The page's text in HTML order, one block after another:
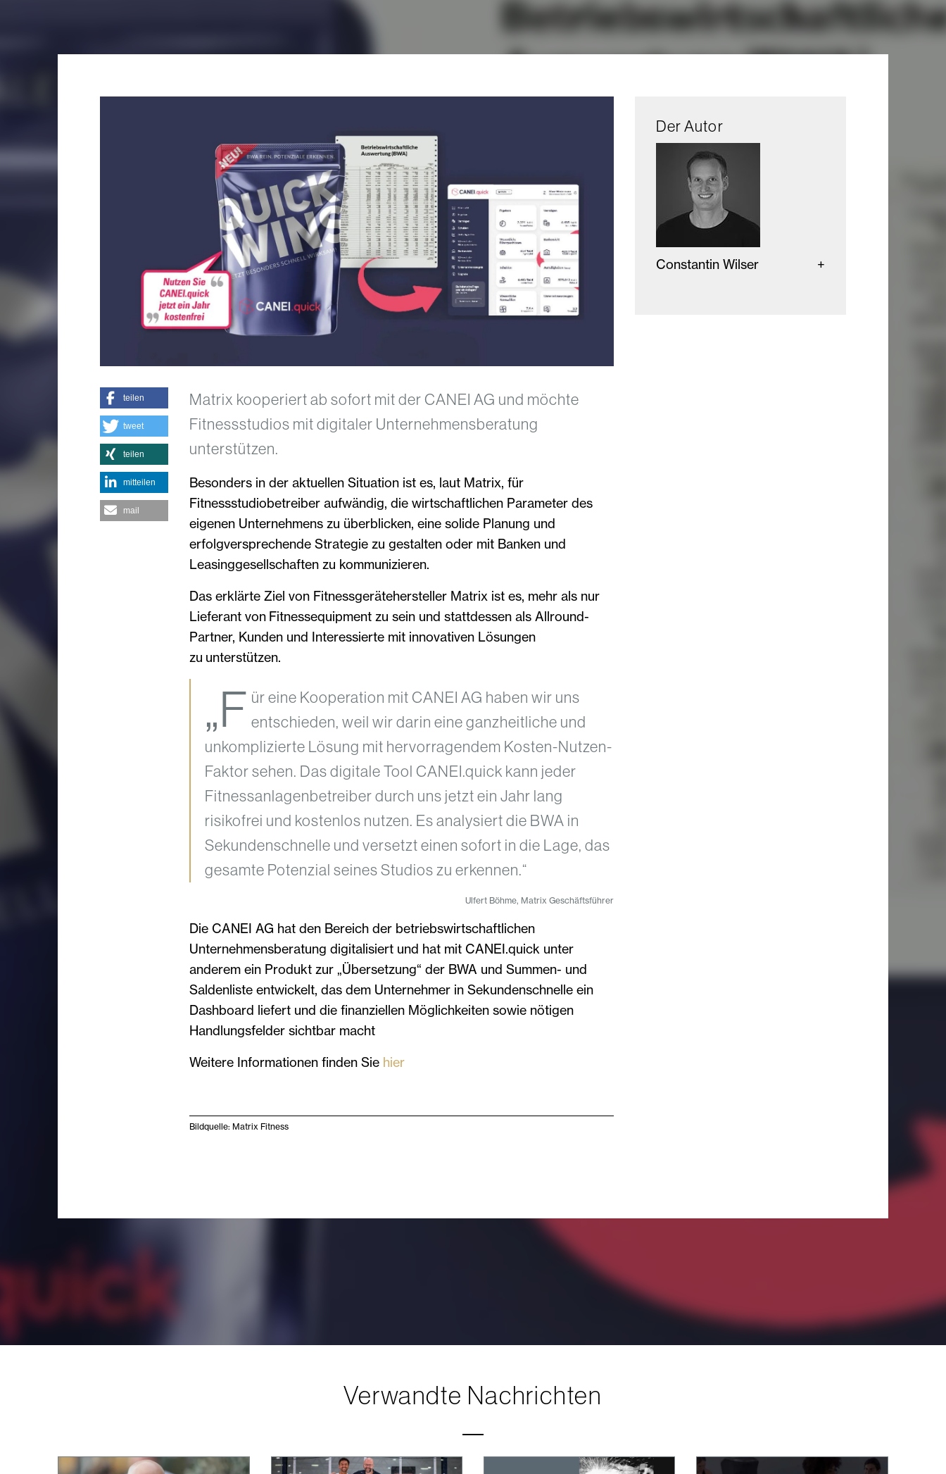
Matrix kooperiert ab sofort mit der CANEI AG und möchte
Fitnessstudios mit digitaler Unternehmensberatung
unterstützen.
Besonders in der aktuellen Situation ist es, laut Matrix, für
Fitnessstudiobetreiber aufwändig, die wirtschaftlichen Parameter des
eigenen Unternehmens zu überblicken, eine solide Planung und
erfolgversprechende Strategie zu gestalten oder mit Banken und
Leasinggesellschaften zu kommunizieren.
Das erklärte Ziel von Fitnessgerätehersteller Matrix ist es, mehr als nur
Lieferant von Fitnessequipment zu sein und stattdessen als Allround-
Partner, Kunden und Interessierte mit innovativen Lösungen
zu unterstützen.
„F ür eine Kooperation mit CANEI AG haben wir uns
entschieden, weil wir darin eine ganzheitliche und
unkomplizierte Lösung mit hervorragendem Kosten-Nutzen-
Faktor sehen. Das digitale Tool CANEI.quick kann jeder
Fitnessanlagenbetreiber durch uns jetzt ein Jahr lang
risikofrei und kostenlos nutzen. Es analysiert die BWA in
Sekundenschnelle und versetzt einen sofort in die Lage, das
gesamte Potenzial seines Studios zu erkennen.“
Ulfert Böhme, Matrix Geschäftsführer
Die CANEI AG hat den Bereich der betriebswirtschaftlichen
Unternehmensberatung digitalisiert und hat mit CANEI.quick unter
anderem ein Produkt zur „Übersetzung“ der BWA und Summen- und
Saldenliste entwickelt, das dem Unternehmer in Sekundenschnelle ein
Dashboard liefert und die finanziellen Möglichkeiten sowie nötigen
Handlungsfelder sichtbar macht
Weitere Informationen finden Sie hier
Bildquelle: Matrix Fitness
teilen
tweet
teilen
mitteilen
mail
Der Autor
Constantin Wilser
Verwandte Nachrichten